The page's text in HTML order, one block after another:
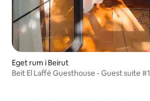
Eget rum i Beirut
Beit El Laffé Guesthouse - Guest suite #1